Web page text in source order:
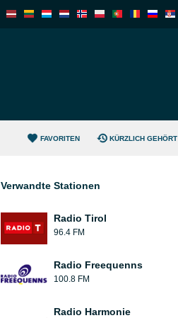
FAVORITEN KÜRZLICH GEHÖRT
Verwandte Stationen
Radio Tirol
96.4 FM
Radio Freequenns
100.8 FM
Radio Harmonie